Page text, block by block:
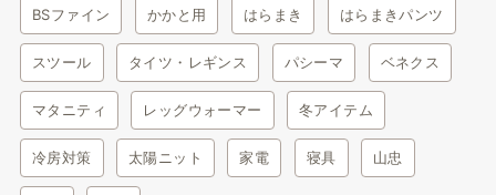
BSファイン かかと用 はらまき はらまきパンツ
スツール タイツ・レギンス パシーマ ベネクス
マタニティ レッグウォーマー 冬アイテム
冷房対策 太陽ニット 家電 寝具 山忠